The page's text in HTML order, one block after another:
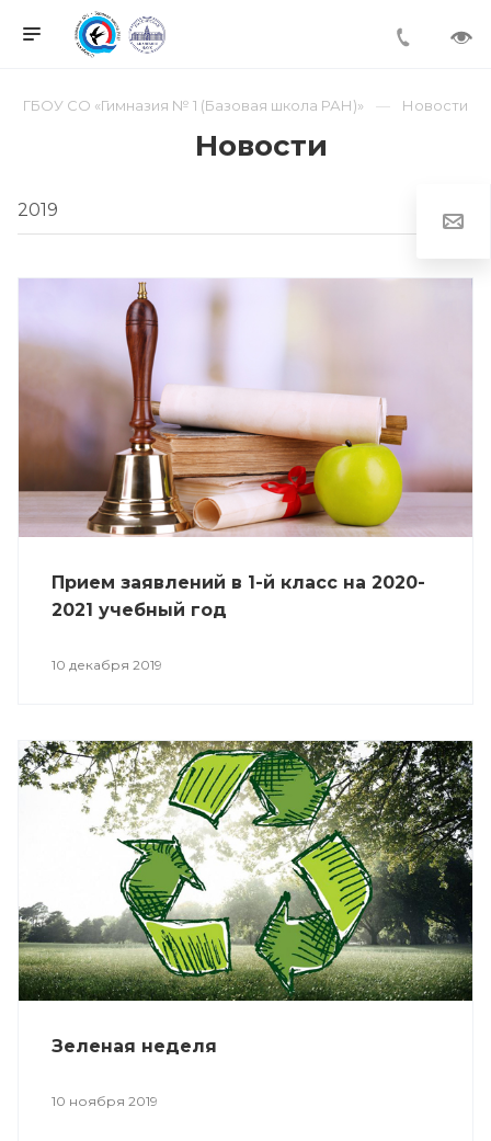
ГБОУ СО «Гимназия № 1 (Базовая школа РАН)» Новости
Новости
Прием заявлений в 1-й класс на 2020-
2021 учебный год
10 декабря 2019
Зеленая неделя
10 ноября 2019